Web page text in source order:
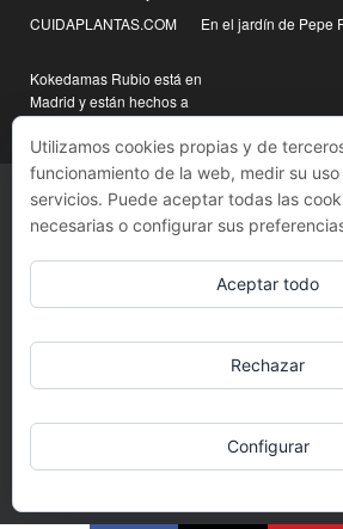
CUIDAPLANTAS.COM
En el jardín de Pepe
Kokedamas Rubio está en
Madrid y están hechos a
Utilizamos cookies propias y de
funcionamiento de la web, medir su
servicios. Puede aceptar todas las
necesarias o configurar sus
Aceptar todo
Rechazar
Configurar